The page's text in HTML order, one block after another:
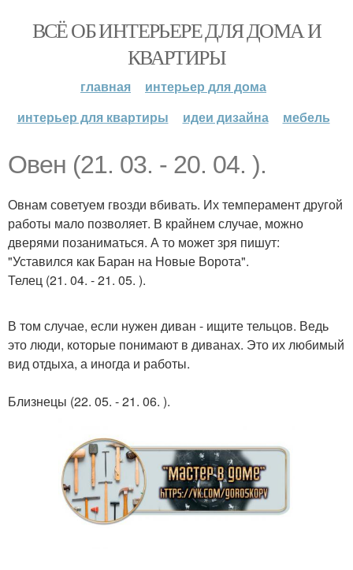
ВСЁ ОБ ИНТЕРЬЕРЕ ДЛЯ ДОМА И
КВАРТИРЫ
главная
интерьер для дома
интерьер для квартиры
идеи дизайна мебель
Овен (21. 03. - 20. 04. ).
Овнам советуем гвозди вбивать. Их темперамент другой
работы мало позволяет. В крайнем случае, можно
дверями позаниматься. А то может зря пишут:
"Уставился как Баран на Новые Ворота".
Телец (21. 04. - 21. 05. ).
В том случае, если нужен диван - ищите тельцов. Ведь
это люди, которые понимают в диванах. Это их любимый
вид отдыха, а иногда и работы.
Близнецы (22. 05. - 21. 06. ).